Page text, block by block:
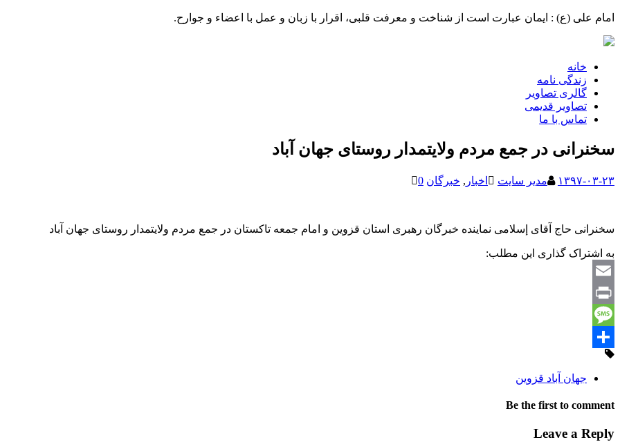
امام علی (ع) : ایمان عبارت است از شناخت و معرفت قلبی، اقرار با زبان و عمل با اعضاء و جوارح.
خانه
زندگی نامه
گالری تصاویر
تصاویر قدیمی
تماس با ما
سخنرانی در جمع مردم ولایتمدار روستای جهان آباد
۱۳۹۷-۰۳-۲۳ مدیر سایت اخبار , خبرگان 0
سخنرانی حاج آقای إسلامی نماینده خبرگان رهبری استان قزوین و امام جمعه تاکستان در جمع مردم ولایتمدار روستای جهان آباد
به اشتراک گذاری این مطلب:
Email
Print
Message
Share
جهان آباد قزوین
Be the first to comment
Leave a Reply